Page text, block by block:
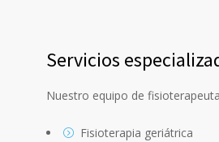
Servicios
Nuestro equipo de
Fisioterapia geriátrica